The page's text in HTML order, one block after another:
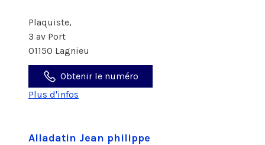
Plaquiste,
3 av Port
01150 Lagnieu
Obtenir le numéro
Plus d'infos
Alladatin Jean philippe